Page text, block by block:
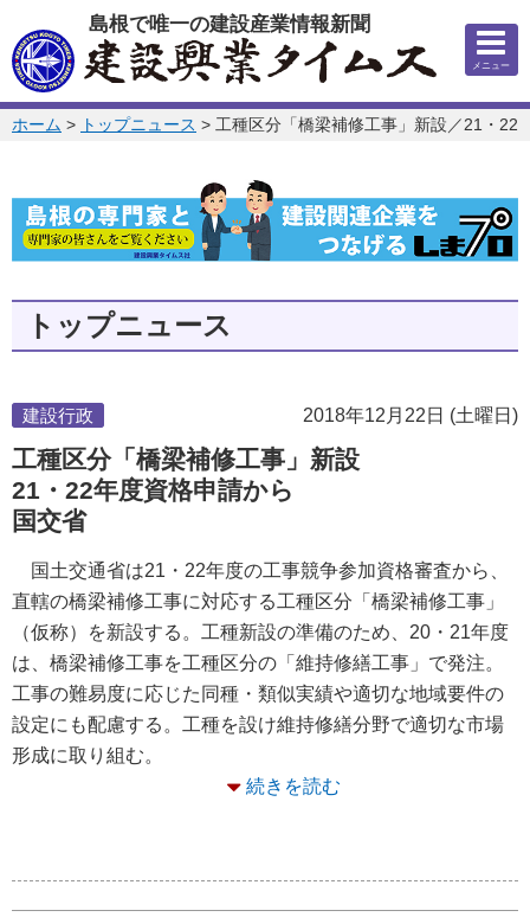
このページの本文へ
島根で唯一の建設産業情報新聞
メニュー
このページの位置:
ホーム > トップニュース > 工種区分「橋梁補修工事」新設／21・22
トップニュース
2018年12月22日 (土曜日)
建設行政
工種区分「橋梁補修工事」新設
21・22年度資格申請から
国交省
国土交通省は21・22年度の工事競争参加資格審査から、
直轄の橋梁補修工事に対応する工種区分「橋梁補修工事」
（仮称）を新設する。工種新設の準備のため、20・21年度
は、橋梁補修工事を工種区分の「維持修繕工事」で発注。
工事の難易度に応じた同種・類似実績や適切な地域要件の
設定にも配慮する。工種を設け維持修繕分野で適切な市場
形成に取り組む。
続きを読む